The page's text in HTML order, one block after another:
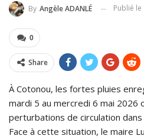
By Angèle ADANLÉ Publié le
0
Share
À Cotonou, les fortes pluies
mardi 5 au mercredi 6 mai 2026
perturbations de circulation
Face à cette situation, le maire